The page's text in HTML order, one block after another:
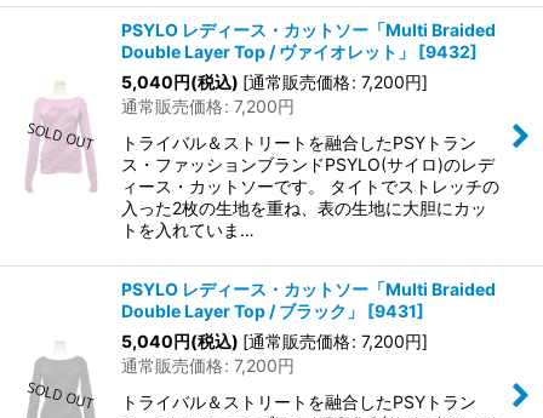
PSYLO レディース・カットソー「Multi Braided
Double Layer Top / ヴァイオレット」
[9432]
5,040円(税込) [通常販売価格: 7,200円]
通常販売価格: 7,200円
トライバル＆ストリートを融合したPSYトラン
ス・ファッションブランドPSYLO(サイロ)のレデ
ィース・カットソーです。 タイトでストレッチの
入った2枚の生地を重ね、表の生地に大胆にカッ
トを入れていま…
PSYLO レディース・カットソー「Multi Braided
Double Layer Top / ブラック」
[9431]
5,040円(税込) [通常販売価格: 7,200円]
通常販売価格: 7,200円
トライバル＆ストリートを融合したPSYトラン